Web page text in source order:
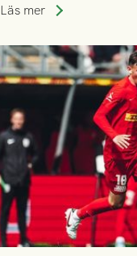
kvalet till Conference
Läs mer